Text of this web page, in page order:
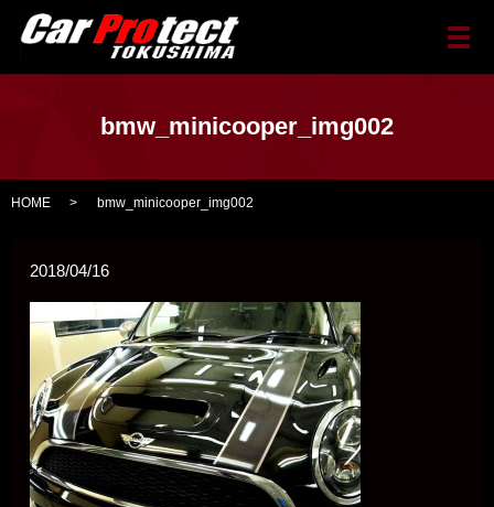
メ
bmw_minicooper_img002
HOME bmw_minicooper_img002
2018/04/16